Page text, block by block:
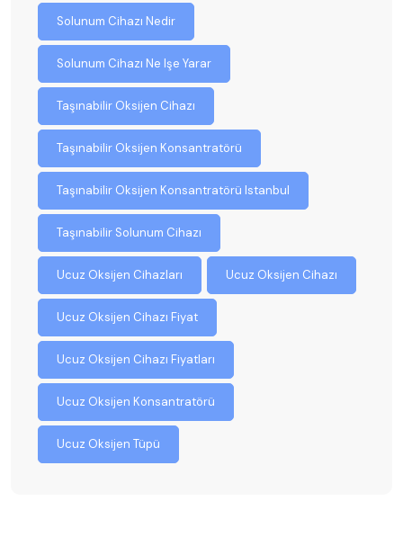
Solunum Cihazı Nedir
Solunum Cihazı Ne Işe Yarar
Taşınabilir Oksijen Cihazı
Taşınabilir Oksijen Konsantratörü
Taşınabilir Oksijen Konsantratörü Istanbul
Taşınabilir Solunum Cihazı
Ucuz Oksijen Cihazları Ucuz Oksijen Cihazı
Ucuz Oksijen Cihazı Fiyat
Ucuz Oksijen Cihazı Fiyatları
Ucuz Oksijen Konsantratörü
Ucuz Oksijen Tüpü